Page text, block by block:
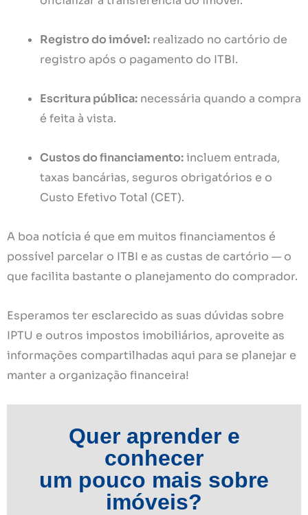
Registro do imóvel: realizado no cartório de
registro após o pagamento do ITBI.
Escritura pública: necessária quando a compra
é feita à vista.
Custos do financiamento:incluem entrada,
taxas bancárias, seguros obrigatórios e o
Custo Efetivo Total (CET).
A boa notícia é que em muitos financiamentos é
possível parcelar o ITBI e as custas de cartório — o
que facilita bastante o planejamento do comprador.
Esperamos ter esclarecido as suas dúvidas sobre
IPTU e outros impostos imobiliários, aproveite as
informações compartilhadas aqui para se planejar e
manter a organização financeira!
Quer aprender e
conhecer
um pouco mais sobre
imóveis?